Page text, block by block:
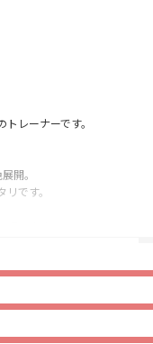
レーナーです。
開。
です。
います。
ムスとの